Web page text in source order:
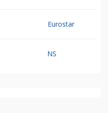
Eurostar
NS